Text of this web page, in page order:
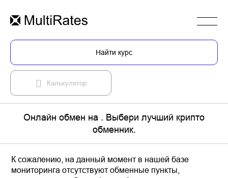
Найти курс
Калькулятор
Онлайн обмен на . Выбери лучший крипто
обменник.
К сожалению, на данный момент в нашей базе
мониторинга отсутствуют обменные пункты,